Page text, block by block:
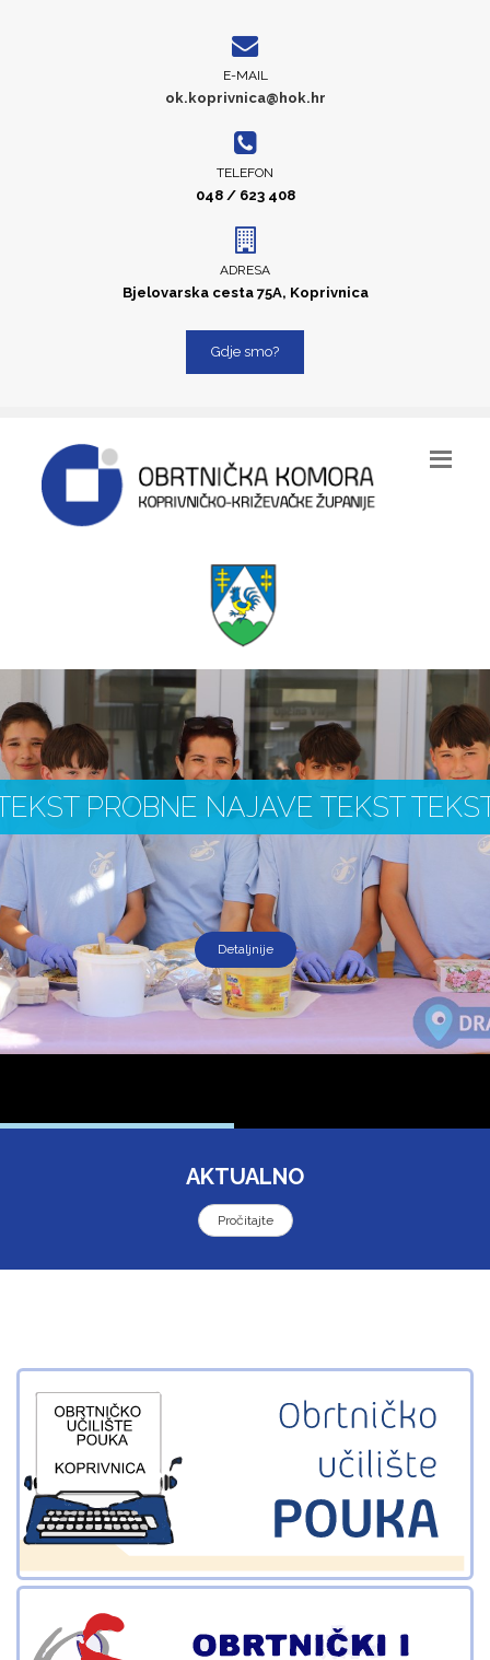
E-MAIL
ok.koprivnica@hok.hr
TELEFON
048 / 623 408
ADRESA
Bjelovarska cesta 75A, Koprivnica
Gdje smo?
PROBNE NAJAVE TEKST
Detaljnije
AKTUALNO
Pročitajte